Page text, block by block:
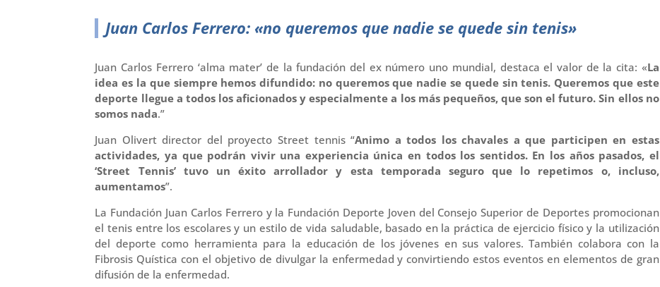
Juan Carlos Ferrero: «no queremos que nadie se quede sin tenis»
Juan Carlos Ferrero ‘alma mater’ de la fundación del ex número uno mundial, destaca el valor de la cita: «La
idea es la que siempre hemos difundido: no queremos que nadie se quede sin tenis. Queremos que este
deporte llegue a todos los aficionados y especialmente a los más pequeños, que son el futuro. Sin ellos no
somos nada.”
Juan Olivert director del proyecto Street tennis “Animo a todos los chavales a que participen en estas
actividades, ya que podrán vivir una experiencia única en todos los sentidos. En los años pasados, el
‘Street Tennis’ tuvo un éxito arrollador y esta temporada seguro que lo repetimos o, incluso,
aumentamos”.
La Fundación Juan Carlos Ferrero y la Fundación Deporte Joven del Consejo Superior de Deportes promocionan
el tenis entre los escolares y un estilo de vida saludable, basado en la práctica de ejercicio físico y la utilización
del deporte como herramienta para la educación de los jóvenes en sus valores. También colabora con la
Fibrosis Quística con el objetivo de divulgar la enfermedad y convirtiendo estos eventos en elementos de gran
difusión de la enfermedad.